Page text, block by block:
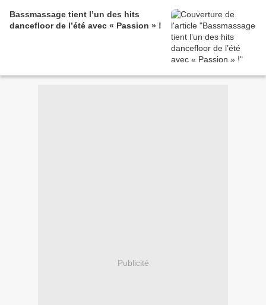
Bassmassage tient l’un des hits
dancefloor de l’été avec « Passion » !
Publicité